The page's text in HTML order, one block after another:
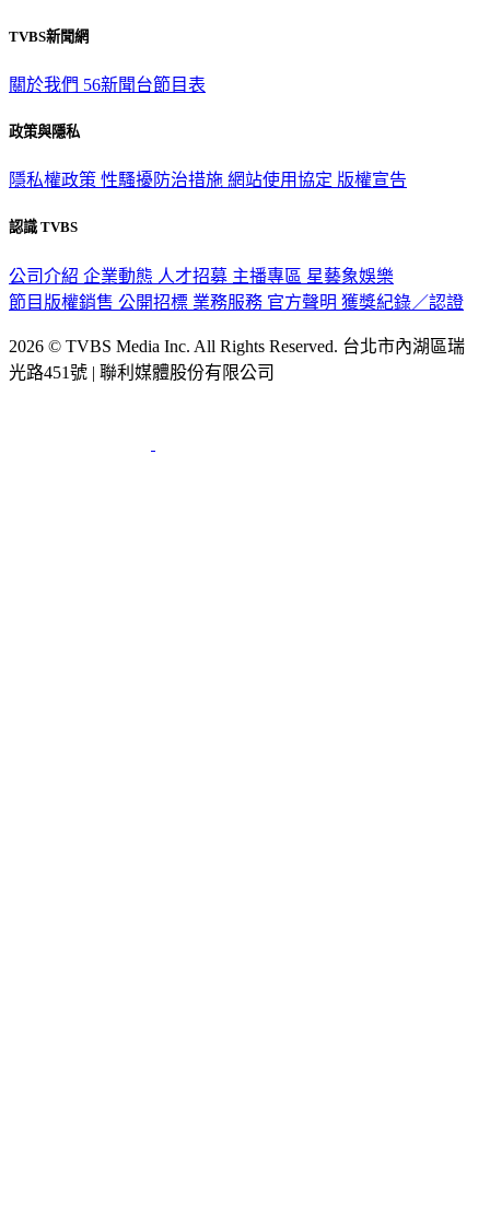
TVBS新聞網
關於我們 56新聞台節目表
政策與隱私
隱私權政策 性騷擾防治措施 網站使用協定 版權宣告
認識 TVBS
公司介紹 企業動態 人才招募 主播專區 星藝象娛樂
節目版權銷售 公開招標 業務服務 官方聲明 獲獎紀錄／認證
2026 © TVBS Media Inc. All Rights Reserved. 台北市內湖區瑞
光路451號 | 聯利媒體股份有限公司